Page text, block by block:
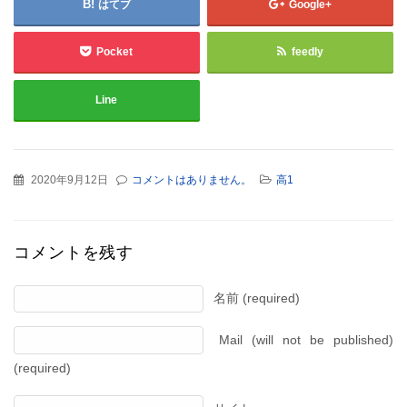
はてブ Google+
Pocket feedly
Line
2020年9月12日 コメントはありません。 高1
コメントを残す
名前 (required)
Mail (will not be published)
(required)